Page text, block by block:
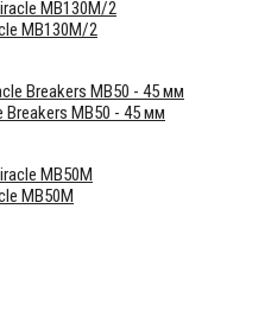
MB130M/2
MB50 - 45 мм
MB50M